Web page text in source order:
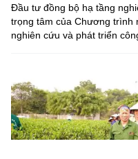
Đầu tư đồng bộ hạ tầng
trọng tâm của Chương trình
nghiên cứu và phát triển